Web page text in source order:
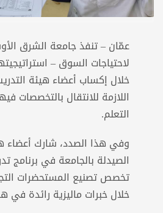
عمّان – تنفذ جامعة الشرق
لاحتياجات السوق –
خلال إكساب أعضاء هيئة
اللازمة للانتقال بالتخصصات
التعلم.
وفي هذا الصدد، شارك
الصيدلة بالجامعة في برنامج
تخصص تصنيع المستحضرات
خلال خبرات ماليزية رائدة في